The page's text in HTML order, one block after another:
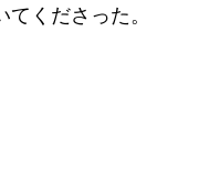
くださった。